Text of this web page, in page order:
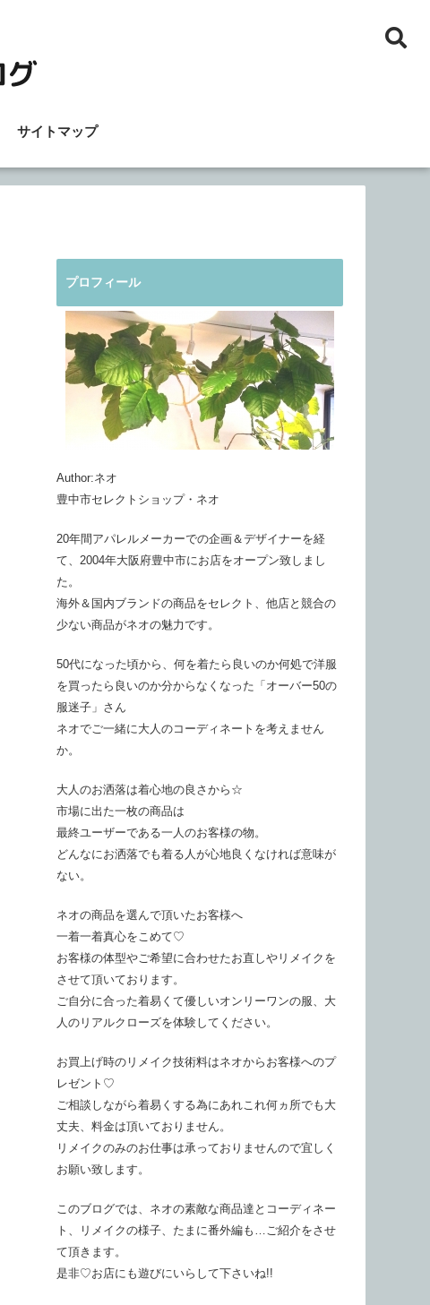
サイトマップ
プロフィール
Author:ネオ
豊中市セレクトショップ・ネオ
20年間アパレルメーカーでの企画＆デザイナーを経
て、2004年大阪府豊中市にお店をオープン致しまし
た。
海外＆国内ブランドの商品をセレクト、他店と競合の
少ない商品がネオの魅力です。
50代になった頃から、何を着たら良いのか何処で洋服
を買ったら良いのか分からなくなった「オーバー50の
服迷子」さん
ネオでご一緒に大人のコーディネートを考えません
か。
大人のお洒落は着心地の良さから☆
市場に出た一枚の商品は
最終ユーザーである一人のお客様の物。
どんなにお洒落でも着る人が心地良くなければ意味が
ない。
ネオの商品を選んで頂いたお客様へ
一着一着真心をこめて♡
お客様の体型やご希望に合わせたお直しやリメイクを
させて頂いております。
ご自分に合った着易くて優しいオンリーワンの服、大
人のリアルクローズを体験してください。
お買上げ時のリメイク技術料はネオからお客様へのプ
レゼント♡
ご相談しながら着易くする為にあれこれ何ヵ所でも大
丈夫、料金は頂いておりません。
リメイクのみのお仕事は承っておりませんので宜しく
お願い致します。
このブログでは、ネオの素敵な商品達とコーディネー
ト、リメイクの様子、たまに番外編も…ご紹介をさせ
て頂きます。
是非♡お店にも遊びにいらして下さいね!!